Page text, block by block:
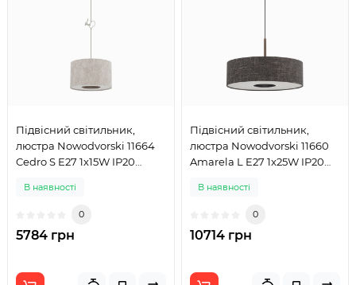
Підвісний світильник,
люстра Nowodvorski 11664
Cedro S E27 1x15W IP20
В наявності
0
5784 грн
Підвісний світильник,
люстра Nowodvorski 11660
Amarela L E27 1x25W IP20
В наявності
0
10714 грн